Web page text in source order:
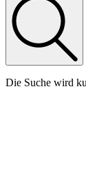
Die Suche wird